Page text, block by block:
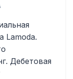
Lamoda.
Дебетовая